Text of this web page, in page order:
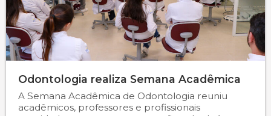
Odontologia realiza Semana Acadêmica
A Semana Acadêmica de Odontologia reuniu
acadêmicos, professores e profissionais